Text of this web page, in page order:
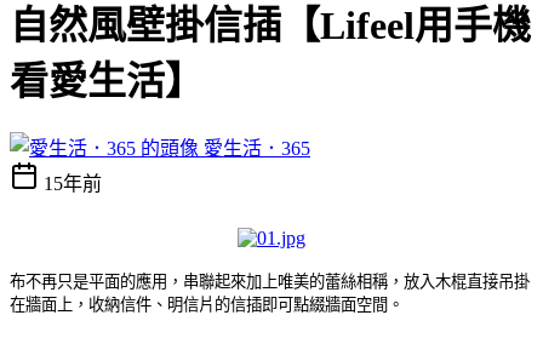
自然風壁掛信插【Lifeel用手機
看愛生活】
愛生活．365
15年前
布不再只是平面的應用，串聯起來加上唯美的蕾絲相稱，放入木棍直接吊掛
在牆面上，收納信件、明信片的信插即可點綴牆面空間。